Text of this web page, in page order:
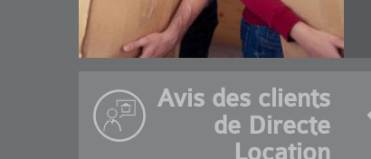
Avis des clients
de Directe
Location